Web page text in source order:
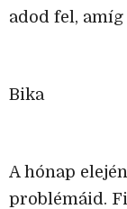
adod fel,
Bika
A hónap
problémáid.